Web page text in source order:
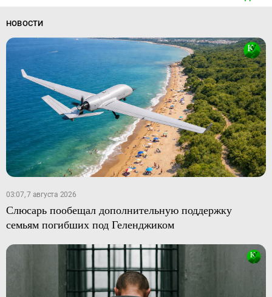
НОВОСТИ
03:07, 7 августа 2026
Слюсарь пообещал дополнительную поддержку
семьям погибших под Геленджиком